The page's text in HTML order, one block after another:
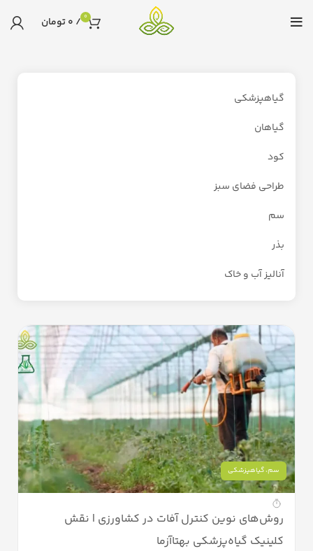
0
/
0تومان
گیاهپزشکی
گیاهان
کود
طراحی فضای سبز
سم
بذر
آنالیز آب و خاک
سم،گیاهپزشکی
روش‌های نوین کنترل آفات در کشاورزی | نقش
کلینیک گیاه‌پزشکی بهتاآزما